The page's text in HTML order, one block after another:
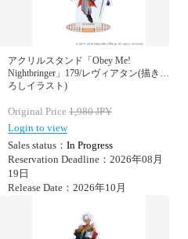
アクリルスタンド「Obey Me!
Nightbringer」179/レヴィアタン(描き下
ろしイラスト)
Original Price 1,980JPY
Login to view
Sales status： In Progress
Reservation Deadline：2026年08月
19日
Release Date：2026年10月